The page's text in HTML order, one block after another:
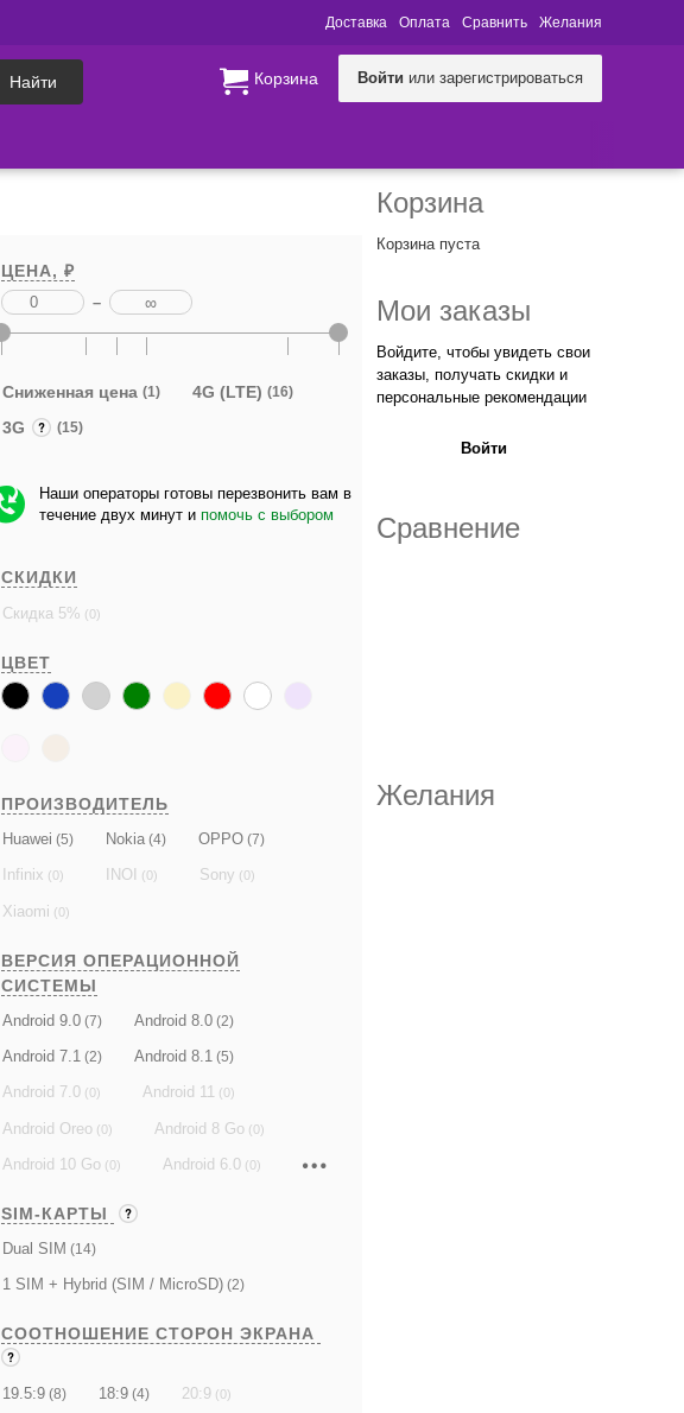
Доставка Оплата Сравнить Желания
Найти Корзина Войти или зарегистрироваться
ЦЕНА, ₽
–
Сниженная цена (1) 4G (LTE) (16)
3G (15)
Наши операторы готовы перезвонить вам в
течение двух минут и помочь с выбором
СКИДКИ
Скидка 5% (0)
ЦВЕТ
ПРОИЗВОДИТЕЛЬ
Huawei (5) Nokia (4) OPPO (7)
Infinix (0) INOI (0) Sony (0)
Xiaomi (0)
ВЕРСИЯ ОПЕРАЦИОННОЙ
СИСТЕМЫ
Android 9.0 (7) Android 8.0 (2)
Android 7.1 (2) Android 8.1 (5)
Android 7.0 (0) Android 11 (0)
Android Oreo (0) Android 8 Go (0)
Android 10 Go (0) Android 6.0 (0)
SIM-КАРТЫ
Dual SIM (14)
1 SIM + Hybrid (SIM / MicroSD) (2)
СООТНОШЕНИЕ СТОРОН ЭКРАНА
19.5:9 (8) 18:9 (4) 20:9 (0)
Корзина
Корзина пуста
Мои заказы
Войдите, чтобы увидеть свои
заказы, получать скидки и
персональные рекомендации
Войти
Сравнение
Желания